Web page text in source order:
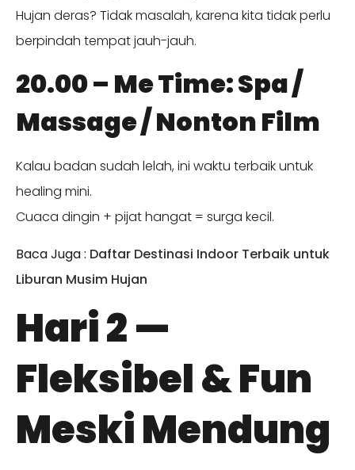
Hujan deras? Tidak masalah, karena kita tidak perlu
berpindah tempat jauh-jauh.
20.00 – Me Time: Spa /
Massage / Nonton Film
Kalau badan sudah lelah, ini waktu terbaik untuk
healing mini.
Cuaca dingin + pijat hangat = surga kecil.
Baca Juga : Daftar Destinasi Indoor Terbaik untuk
Liburan Musim Hujan
Hari 2 —
Fleksibel & Fun
Meski Mendung